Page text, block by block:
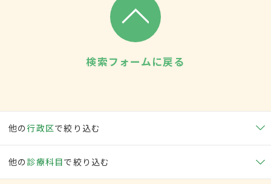
検索フォームに戻る
他の行政区で絞り込む
他の 診療科目で絞り込む